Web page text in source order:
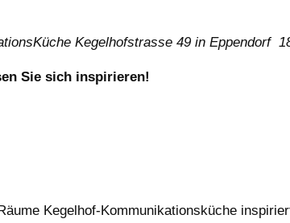
Kegelhofstrasse 49 in Eppendorf
Sie sich inspirieren!
Kegelhof-Kommunikationsküche